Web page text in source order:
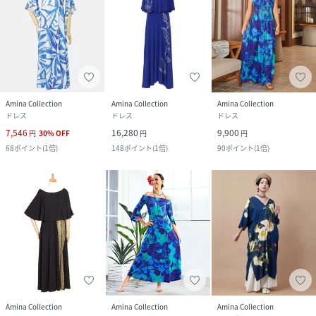
Amina Collection
ドレス
7,546 円 30%OFF
68ポイント(1倍)
Amina Collection
ドレス
16,280 円
148ポイント(1倍)
Amina Collection
ドレス
9,900 円
90ポイント(1倍)
Amina Collection
Amina Collection
Amina Collection